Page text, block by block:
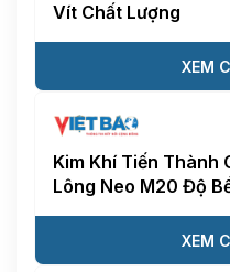
Vít Chất Lượng
XEM
Kim Khí Tiến Thành
Lông Neo M20 Độ
XEM